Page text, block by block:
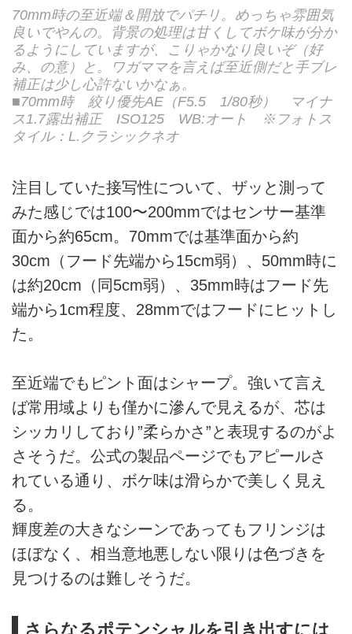
70mm時の至近端＆開放でパチリ。めっちゃ雰囲気
良いでやんの。背景の処理は甘くしてボケ味が分か
るようにしていますが、こりゃかなり良いぞ（好
み、の意）と。ワガママを言えば至近側だと手ブレ
補正は少し心許ないかなぁ。
■70mm時 絞り優先AE（F5.5 1/80秒） マイナ
ス1.7露出補正 ISO125 WB:オート ※フォトス
タイル：L.クラシックネオ
注目していた接写性について、ザッと測って
みた感じでは100〜200mmではセンサー基準
面から約65cm。70mmでは基準面から約
30cm（フード先端から15cm弱）、50mm時に
は約20cm（同5cm弱）、35mm時はフード先
端から1cm程度、28mmではフードにヒットし
た。
至近端でもピント面はシャープ。強いて言え
ば常用域よりも僅かに滲んで見えるが、芯は
シッカリしており”柔らかさ”と表現するのがよ
さそうだ。公式の製品ページでもアピールさ
れている通り、ボケ味は滑らかで美しく見え
る。
輝度差の大きなシーンであってもフリンジは
ほぼなく、相当意地悪しない限りは色づきを
見つけるのは難しそうだ。
さらなるポテンシャルを引き出すには